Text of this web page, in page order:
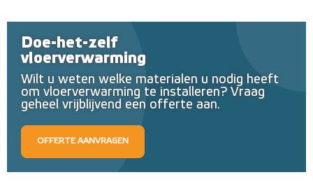
Doe-het-zelf
vloerverwarming
Wilt u weten welke materialen u nodig heeft
om vloerverwarming te installeren? Vraag
geheel vrijblijvend een offerte aan.
OFFERTE AANVRAGEN